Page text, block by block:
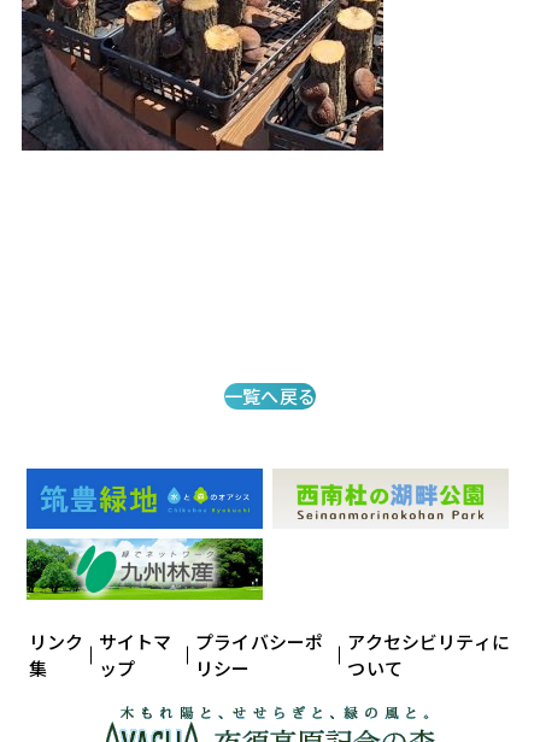
一覧へ戻る
リンク
集
サイトマ
ップ
プライバシーポ
リシー
アクセシビリティに
ついて